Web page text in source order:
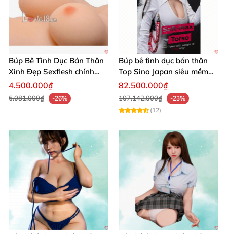
Búp Bê Tình Dục Bán Thân
Xinh Đẹp Sexflesh chính
hãng Nhật
4.500.000₫
6.081.000₫ -26%
Búp bê tình dục bán thân
Top Sino Japan siêu mềm
nhẹ 25Kg platinum silicone
82.500.000₫
107.142.000₫
-23%
(12)